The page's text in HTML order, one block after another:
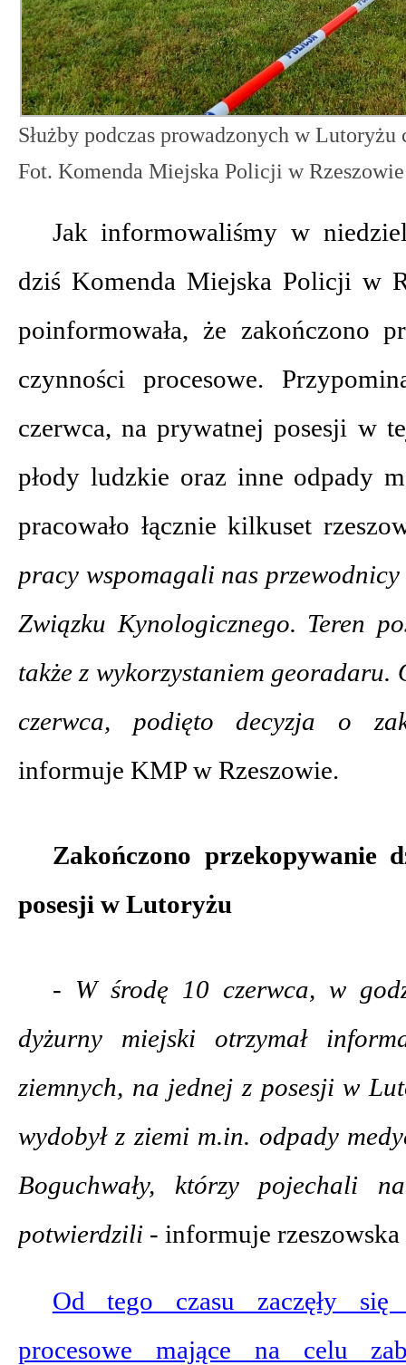
Służby podczas prowadzonych w
Fot. Komenda Miejska Policji w Rzeszowie
Jak informowaliśmy w
dziś Komenda Miejska Policji w
poinformowała, że zakończono
czynności procesowe.
czerwca, na prywatnej posesji w
płody ludzkie oraz inne odpady
pracowało łącznie kilkuset
pracy wspomagali nas przewodnicy
Związku Kynologicznego. Teren
także z wykorzystaniem georadaru.
czerwca, podięto decyzja o
informuje KMP w Rzeszowie.
Zakończono przekopywanie
posesji w Lutoryżu
- W środę 10 czerwca, w
dyżurny miejski otrzymał
ziemnych, na jednej z posesji w
wydobył z ziemi m.in. odpady
Boguchwały, którzy pojechali
potwierdzili - informuje
Od tego czasu zaczęły się
procesowe mające na celu